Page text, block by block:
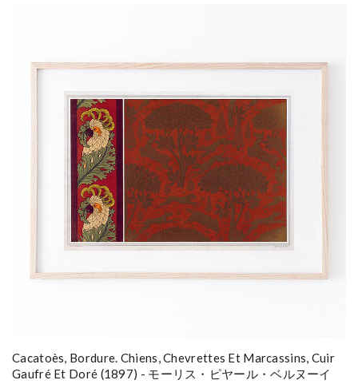
Cacatoès, Bordure. Chiens, Chevrettes Et Marcassins, Cuir
Gaufré Et Doré (1897) - モーリス・ピヤール・ベルヌーイ